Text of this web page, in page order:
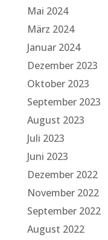
Mai 2024
März 2024
Januar 2024
Dezember 2023
Oktober 2023
September 2023
August 2023
Juli 2023
Juni 2023
Dezember 2022
November 2022
September 2022
August 2022